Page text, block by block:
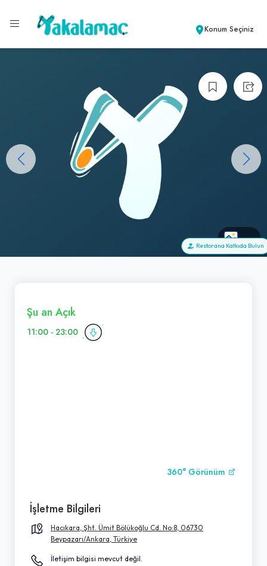
Konum Seçiniz
+0
Restorana Katkıda Bulun
Şu an Açık
11:00 - 23:00
360° Görünüm
İşletme Bilgileri
Hacıkara, Şht. Ümit Bölükoğlu Cd. No:8, 06730
Beypazarı/Ankara, Türkiye
İletişim bilgisi mevcut değil.